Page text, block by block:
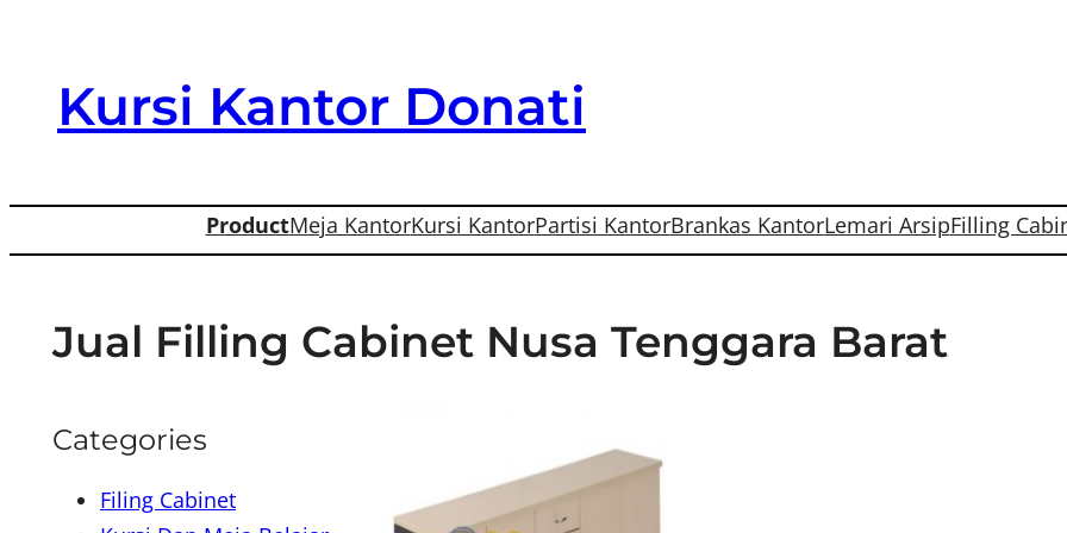
contentKursi Kantor Donati
ProductMeja KantorKursi KantorPartisi KantorBrankas KantorLemari ArsipFilling
Jual Filling Cabinet Nusa Tenggara Barat
Categories
Filing Cabinet